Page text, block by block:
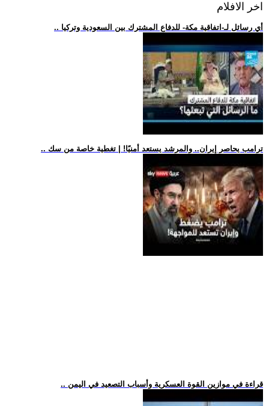
اخر الافلام
.. أي رسائل لـ-اتفاقية مكة- للدفاع المشترك بين السعودية وتركيا
.. ترامب يحاصر إيران.. والمرشد يستعد أمنيًا! | تغطية خاصة من سك
.. قراءة في موازين القوة العسكرية وأسباب التصعيد في اليمن